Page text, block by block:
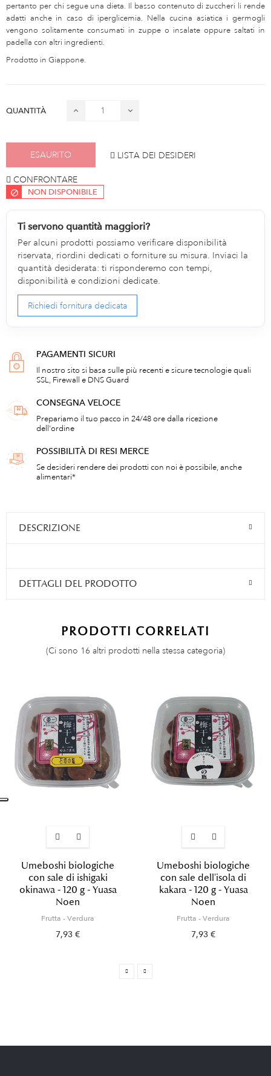
pertanto per chi segue una dieta. Il basso contenuto di zuccheri li rende
adatti anche in caso di iperglicemia. Nella cucina asiatica i germogli
vengono solitamente consumati in zuppe o insalate oppure saltati in
padella con altri ingredienti.
Prodotto in Giappone.
QUANTITÀ
ESAURITO LISTA DEI DESIDERI
CONFRONTARE
NON DISPONIBILE
Ti servono quantità maggiori?
Per alcuni prodotti possiamo verificare disponibilità
riservata, riordini dedicati o forniture su misura. Inviaci la
quantità desiderata: ti risponderemo con tempi,
disponibilità e condizioni dedicate.
Richiedi fornitura dedicata
PAGAMENTI SICURI
Il nostro sito si basa sulle più recenti e sicure tecnologie quali
SSL, Firewall e DNS Guard
CONSEGNA VELOCE
Prepariamo il tuo pacco in 24/48 ore dalla ricezione
dell'ordine
POSSIBILITÀ DI RESI MERCE
Se desideri rendere dei prodotti con noi è possibile, anche
alimentari*
DESCRIZIONE
DETTAGLI DEL PRODOTTO
PRODOTTI CORRELATI
(Ci sono 16 altri prodotti nella stessa categoria)
Umeboshi biologiche
con sale di ishigaki
okinawa - 120 g - Yuasa
Noen
Frutta - Verdura
7,93 €
Umeboshi biologiche
con sale dell'isola di
kakara - 120 g - Yuasa
Noen
Frutta - Verdura
7,93 €